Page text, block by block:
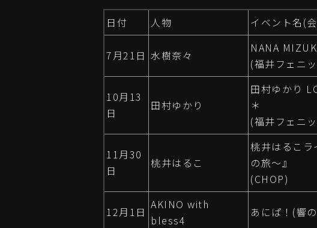
日付 人物 イベント名(
7月21日 水樹奈々
NANA
(福井フェニ
10月13
日
田村ゆかり
田村ゆかり
＊
(福井フェニ
11月30
日
桃井はるこ
桃井はるこ
の旅～』
(CHOP)
12月1日
AKINO with
bless4
あにぱ！(響